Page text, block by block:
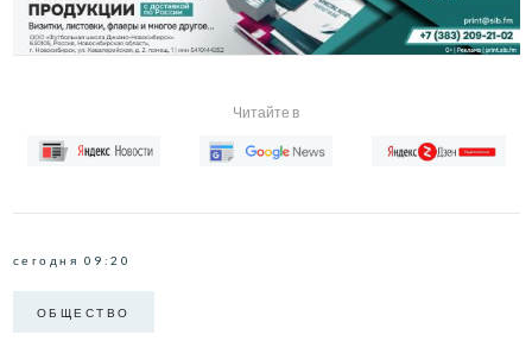
Читайте в
сегодня 09:20
ОБЩЕСТВО